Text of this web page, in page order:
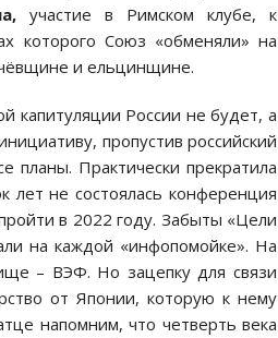
участие в Римском клубе, к
которого Союз «обменяли» на
и ельцинщине.
капитуляции России не будет, а
пропустив российский
планы. Практически прекратила
лет не состоялась конференция
в 2022 году. Забыты «Цели
на каждой «инфопомойке». На
– ВЭФ. Но зацепку для связи
от Японии, которую к нему
напомним, что четверть века